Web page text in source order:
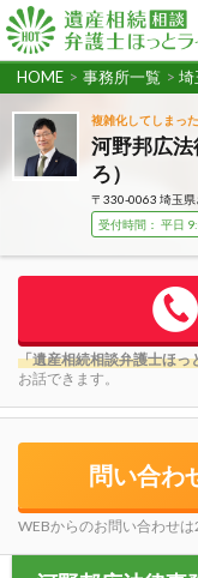
HOME > 事務所一覧 > 埼
複雑化してしまっ
河野邦広
ろ）
〒330-0063 埼玉
受付時間： 平日
「遺産相続相談弁護士ほっ
お話できます。
問い合わ
WEBからのお問い合わせは